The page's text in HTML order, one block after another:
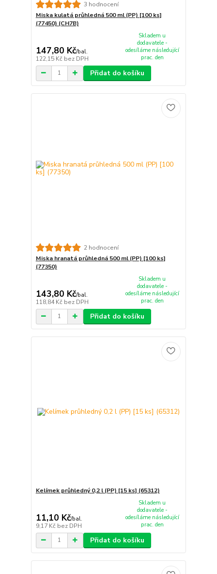
3 hodnocení
Miska kulatá průhledná 500 ml (PP) [100 ks]
(77450) (CH7B)
147,80 Kč/bal.
122,15 Kč bez DPH
Skladem u
dodavatele -
odesíláme následující
prac. den
Přidat do košíku
2 hodnocení
Miska hranatá průhledná 500 ml (PP) [100 ks]
(77350)
143,80 Kč/bal.
118,84 Kč bez DPH
Skladem u
dodavatele -
odesíláme následující
prac. den
Přidat do košíku
Kelímek průhledný 0,2 l (PP) [15 ks] (65312)
11,10 Kč/bal.
9,17 Kč bez DPH
Skladem u
dodavatele -
odesíláme následující
prac. den
Přidat do košíku